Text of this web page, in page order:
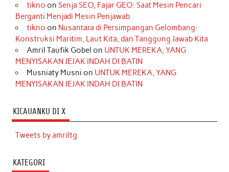
tikno on Senja SEO, Fajar GEO: Saat Mesin Pencari
Berganti Menjadi Mesin Penjawab
tikno on Nusantara di Persimpangan Gelombang:
Konstruksi Maritim, Laut Kita, dan Tanggung Jawab Kita
Amril Taufik Gobel on UNTUK MEREKA, YANG
MENYISAKAN JEJAK INDAH DI BATIN
Musniaty Musni on UNTUK MEREKA, YANG
MENYISAKAN JEJAK INDAH DI BATIN
KICAUANKU DI X
Tweets by amriltg
KATEGORI